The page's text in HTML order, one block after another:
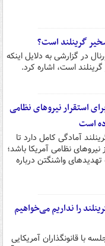
گرینلند است؟
در گزارشی به دلایل اینکه
است، اشاره کرد.
استقرار نیروهای نظامی
است
آمادگی کامل دارد تا
نظامی آمریکا باشد؛
واشنگتن درباره
را نداریم می‌خواهیم
با قانونگذاران آمریکایی